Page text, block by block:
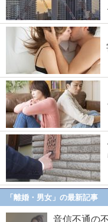
「離婚・男女」の最新記事
音信不通の